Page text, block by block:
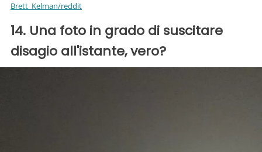
Brett_Kelman/reddit
14. Una foto in grado di suscitare
disagio all'istante, vero?